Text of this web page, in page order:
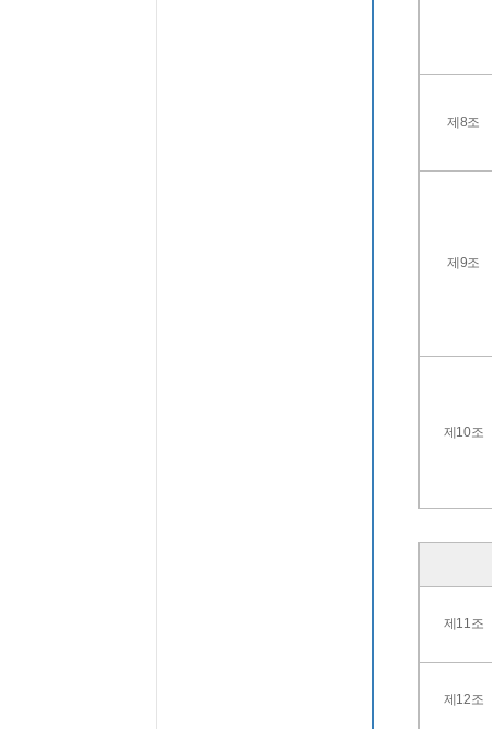
제8조
제9조
제10조
제11조
제12조